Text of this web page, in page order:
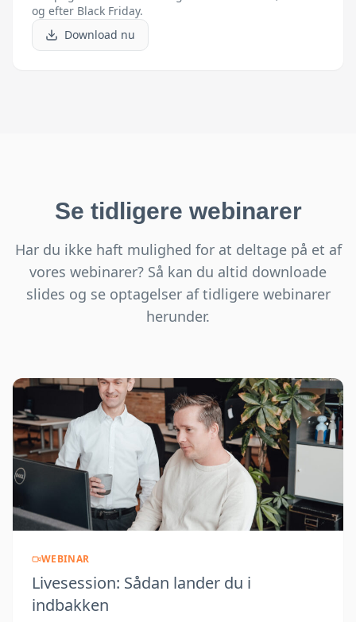
og efter Black Friday.
Download nu
Se tidligere webinarer
Har du ikke haft mulighed for at deltage på et af
vores webinarer? Så kan du altid downloade
slides og se optagelser af tidligere webinarer
herunder.
WEBINAR
Livesession: Sådan lander du i
indbakken